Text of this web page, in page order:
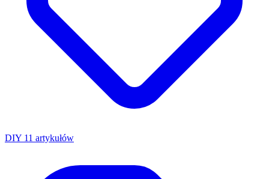
DIY 11 artykułów